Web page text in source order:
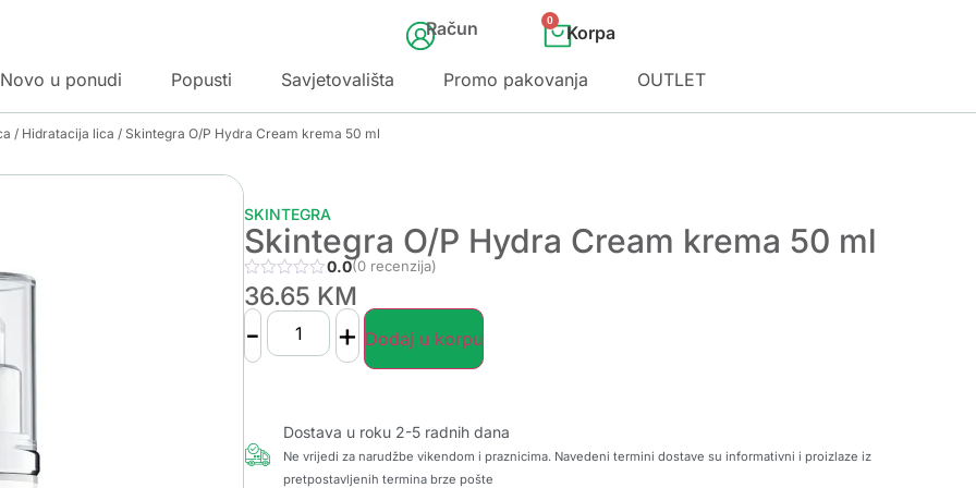
Račun 0
Novo u ponudi Popusti Savjetovališta Promo pakovanja OUTLET
/ Hidratacija lica / Skintegra O/P Hydra Cream krema 50 ml
SKINTEGRA
Skintegra O/P Hydra Cream krema 50 ml
0.0(0 recenzija)
36.65 KM
- + Dodaj u korpu
Dostava u roku 2-5 radnih dana
Ne vrijedi za narudžbe vikendom i praznicima. Navedeni termini dostave su informativni i proizlaze iz
pretpostavljenih termina brze pošte